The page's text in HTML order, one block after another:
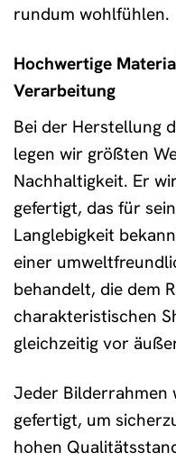
rundum wohlfühlen.
Hochwertige
Verarbeitung
Bei der Herstellung
legen wir größten
Nachhaltigkeit. Er
gefertigt, das für
Langlebigkeit
einer
behandelt, die dem
charakteristischen
gleichzeitig vor
Jeder Bilderrahmen
gefertigt, um
hohen